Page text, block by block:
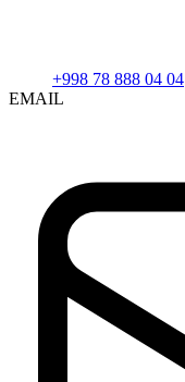
+998 78 888 04 04
EMAIL